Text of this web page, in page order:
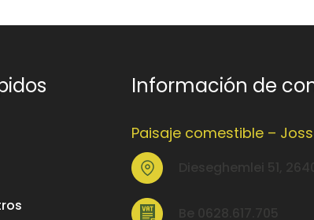
Información de
Paisaje comestible –